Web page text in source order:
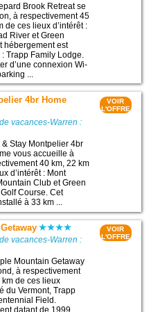
Brook Retreat se
à respectivement 45
de ces lieux d’intérêt :
River et Green
hébergement est
Trapp Family Lodge.
d’une connexion Wi-
...
4br Home
vacances-Warren :
& Stay Montpelier 4br
vous accueille à
40 km, 22 km
d’intérêt : Mont
Club et Green
Course. Cet
à 33 km ...
VOIR
L'OFFRE
vacances-Warren :
Mountain Getaway
à respectivement
km de ces lieux
du Vermont, Trapp
Field.
datant de 1999,
VOIR
L'OFFRE